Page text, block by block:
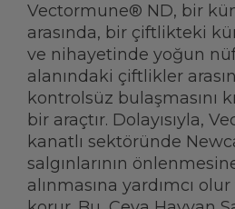
Vectormune® ND, bir
arasında, bir çiftlikteki
ve nihayetinde yoğun
alanındaki çiftlikler
kontrolsüz bulaşmasını
bir araçtır. Dolayısıyla,
kanatlı sektöründe
salgınlarının
alınmasına yardımcı